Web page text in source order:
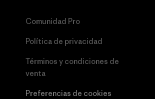
Comunidad Pro
Política de privacidad
Términos y condiciones de
venta
Preferencias de cookies